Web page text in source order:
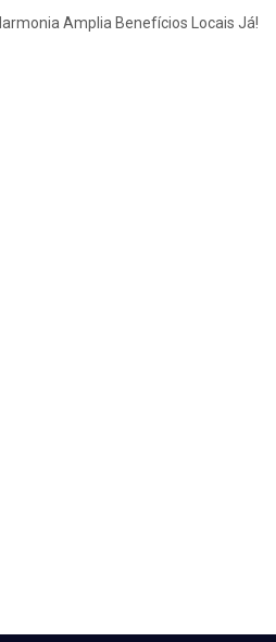
Amplia Benefícios Locais Já!